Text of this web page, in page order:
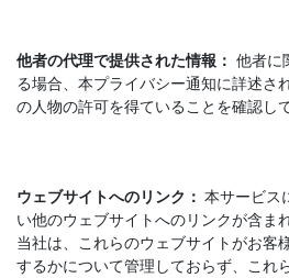
他者の代理で提供された情報： 他者に
る場合、本プライバシー通知に詳述さ
の人物の許可を得ていることを確認し
ウェブサイトへのリンク： 本サービス
い他のウェブサイトへのリンクが含ま
当社は、これらのウェブサイトがお客
するかについて管理しておらず、これ